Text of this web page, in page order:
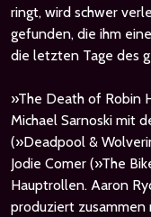
ringt, wird schwer
gefunden, die ihm
die letzten Tage des
»The Death of Robin
Michael Sarnoski mit
(»Deadpool &
Jodie Comer (»The
Hauptrollen. Aaron
produziert zusammen